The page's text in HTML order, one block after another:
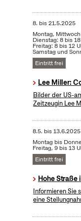
8. bis21.5.2025
Montag,
Dienstag: 8 bis
Freitag: 8 bis 12
Samstag und
Eintritt frei
Lee Miller:
Bilder der US-
Zeitzeugin Lee
8.5. bis13.6.2025
Montag bis
Freitag, 9 bis 13
Eintritt frei
Hohe Straße
Informieren Sie
eine